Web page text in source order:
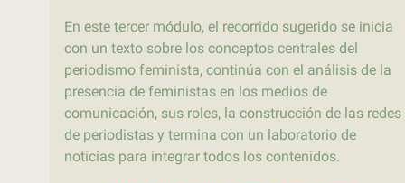
En este tercer módulo, el recorrido sugerido se inicia
con un texto sobre los conceptos centrales del
periodismo feminista, continúa con el análisis de la
presencia de feministas en los medios de
comunicación, sus roles, la construcción de las redes
de periodistas y termina con un laboratorio de
noticias para integrar todos los contenidos.